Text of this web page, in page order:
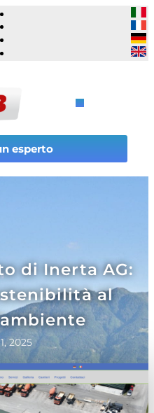
esperto
di Inerta AG:
al
2025